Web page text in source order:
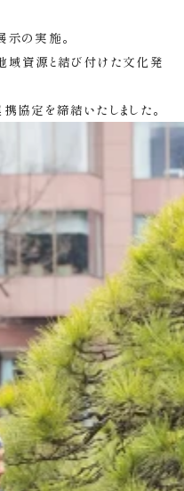
示の実施。
域資源と結び付けた文化発
定を締結いたしました。